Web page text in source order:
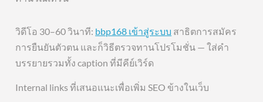
วิดีโอ 30–60 วินาที: bbp168 เข้าสู่ระบบ สาธิตการสมัคร
การยืนยันตัวตน และก็วิธีตรวจทานโปรโมชั่น — ใส่คำ
บรรยายรวมทั้ง caption ที่มีคีย์เวิร์ด
Internal links ที่เสนอแนะเพื่อเพิ่ม SEO ข้างในเว็บ